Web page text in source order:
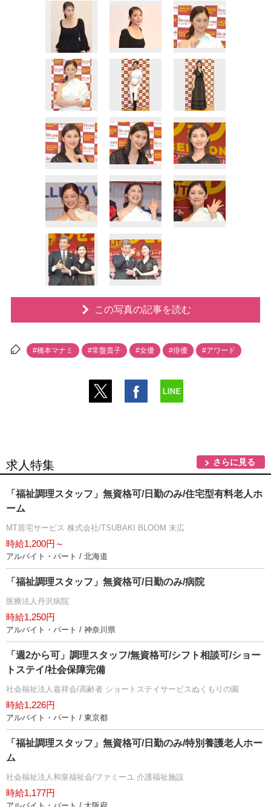
この写真の記事を読む
#橋本マナミ #常盤貴子 #女優 #俳優 #アワード
求人特集 さらに見る
「福祉調理スタッフ」無資格可/日勤のみ/住宅型有料老人ホ
ーム
MT居宅サービス 株式会社/TSUBAKI BLOOM 末広
時給1,200円～
アルバイト・パート / 北海道
「福祉調理スタッフ」無資格可/日勤のみ/病院
医療法人丹沢病院
時給1,250円
アルバイト・パート / 神奈川県
「週2から可」調理スタッフ/無資格可/シフト相談可/ショー
トステイ/社会保障完備
社会福祉法人嘉祥会/高齢者 ショートステイサービスぬくもりの園
時給1,226円
アルバイト・パート / 東京都
「福祉調理スタッフ」無資格可/日勤のみ/特別養護老人ホー
ム
社会福祉法人和泉福祉会/ファミーユ 介護福祉施設
時給1,177円